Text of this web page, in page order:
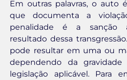
Em outras palavras, o auto
que documenta a
penalidade é a sanção
resultado dessa
pode resultar em uma ou
dependendo da
legislação aplicável. Para